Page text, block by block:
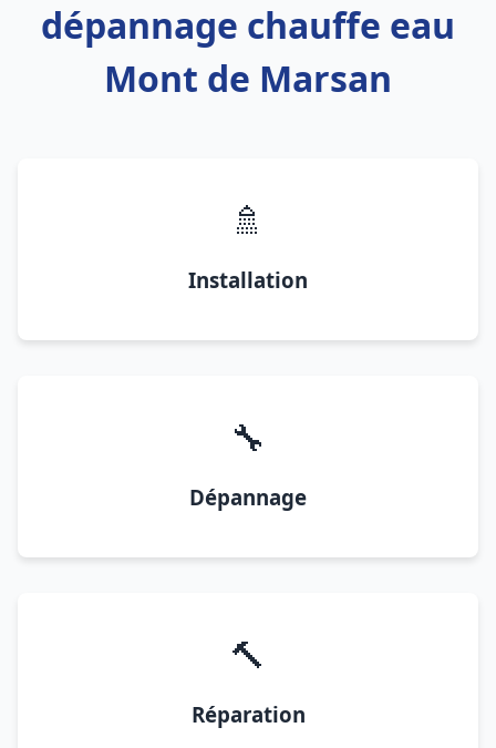
dépannage chauffe eau
Mont de Marsan
🚿
Installation
🔧
Dépannage
🔨
Réparation